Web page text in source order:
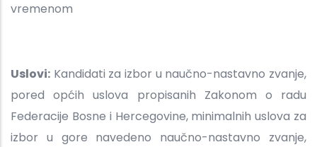
vremenom
Uslovi: Kandidati za izbor u naučno-nastavno zvanje,
pored općih uslova propisanih Zakonom o radu
Federacije Bosne i Hercegovine, minimalnih uslova za
izbor u gore navedeno naučno-nastavno zvanje,